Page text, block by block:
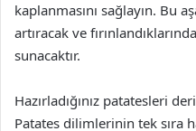
kaplanmasını sağlayın. Bu
artıracak ve
sunacaktır.
Hazırladığınız patatesleri
Patates dilimlerinin tek sıra